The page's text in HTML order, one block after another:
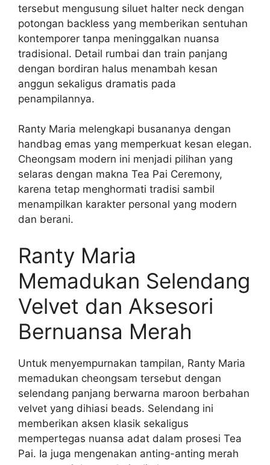
tersebut mengusung siluet halter neck dengan
potongan backless yang memberikan sentuhan
kontemporer tanpa meninggalkan nuansa
tradisional. Detail rumbai dan train panjang
dengan bordiran halus menambah kesan
anggun sekaligus dramatis pada
penampilannya.
Ranty Maria melengkapi busananya dengan
handbag emas yang memperkuat kesan elegan.
Cheongsam modern ini menjadi pilihan yang
selaras dengan makna Tea Pai Ceremony,
karena tetap menghormati tradisi sambil
menampilkan karakter personal yang modern
dan berani.
Ranty Maria
Memadukan Selendang
Velvet dan Aksesori
Bernuansa Merah
Untuk menyempurnakan tampilan, Ranty Maria
memadukan cheongsam tersebut dengan
selendang panjang berwarna maroon berbahan
velvet yang dihiasi beads. Selendang ini
memberikan aksen klasik sekaligus
mempertegas nuansa adat dalam prosesi Tea
Pai. Ia juga mengenakan anting-anting merah